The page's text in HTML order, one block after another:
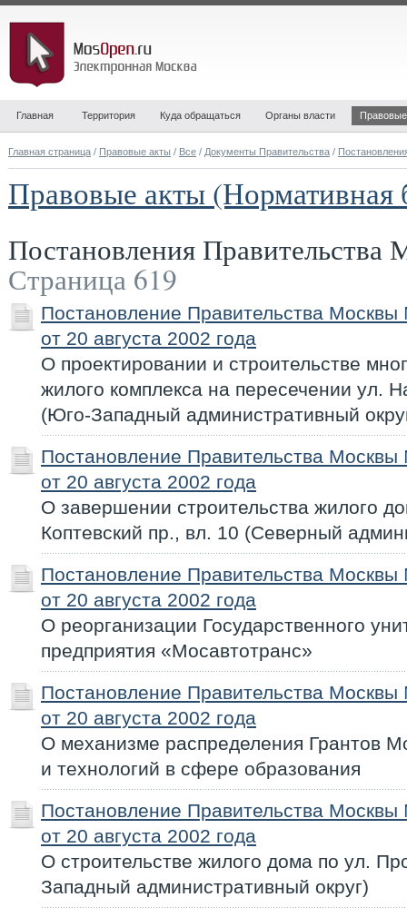
Главная Территория Куда обращаться Органы власти
Главная страница / Правовые акты / Все / Документы Правительства /
Правовые акты (Нормативная
Постановления
Страница 619
Постановление Правительства
от 20 августа 2002 года
О проектировании и строительстве
жилого комплекса на пересечении ул.
(Юго-Западный административный
Постановление Правительства
от 20 августа 2002 года
О завершении строительства жилого
Коптевский пр., вл. 10 (Северный
Постановление Правительства
от 20 августа 2002 года
О реорганизации Государственного
предприятия «Мосавтотранс»
Постановление Правительства
от 20 августа 2002 года
О механизме распределения Грантов
и технологий в сфере образования
Постановление Правительства
от 20 августа 2002 года
О строительстве жилого дома по ул.
Западный административный округ)